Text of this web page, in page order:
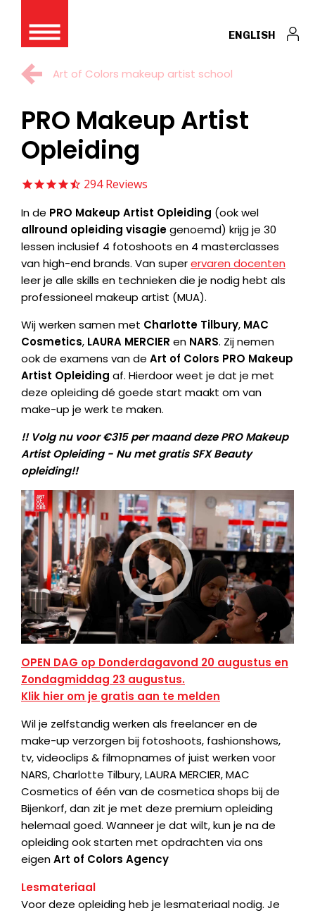
ENGLISH
Art of Colors makeup artist school
PRO Makeup Artist
Opleiding
294 Reviews
In de PRO Makeup Artist Opleiding (ook wel
allround opleiding visagiegenoemd) krijg je 30
lessen inclusief 4 fotoshoots en 4 masterclasses
van high-end brands. Van superervaren docenten
leer je alle skills en technieken die je nodig hebt als
professioneel makeup artist (MUA).
Wij werken samen met Charlotte Tilbury, MAC
Cosmetics, LAURA MERCIER en NARS. Zij nemen
ook de examens van de Art of Colors PRO Makeup
Artist Opleiding af. Hierdoor weet je dat je met
deze opleiding dé goede start maakt om van
make-up je werk te maken.
!! Volg nu voor €315 per maand deze PRO Makeup
Artist Opleiding - Nu met gratis SFX Beauty
opleiding!!
OPEN DAG op Donderdagavond 20 augustus en
Zondagmiddag 23 augustus.
Klik hier om je gratis aan te melden
Wil je zelfstandig werken als freelancer en de
make-up verzorgen bij fotoshoots, fashionshows,
tv, videoclips & filmopnames of juist werken voor
NARS, Charlotte Tilbury, LAURA MERCIER, MAC
Cosmetics of één van de cosmetica shops bij de
Bijenkorf, dan zit je met deze premium opleiding
helemaal goed. Wanneer je dat wilt, kun je na de
opleiding ook starten met opdrachten via ons
eigenArt of Colors Agency
Lesmateriaal
Voor deze opleiding heb je lesmateriaal nodig. Je